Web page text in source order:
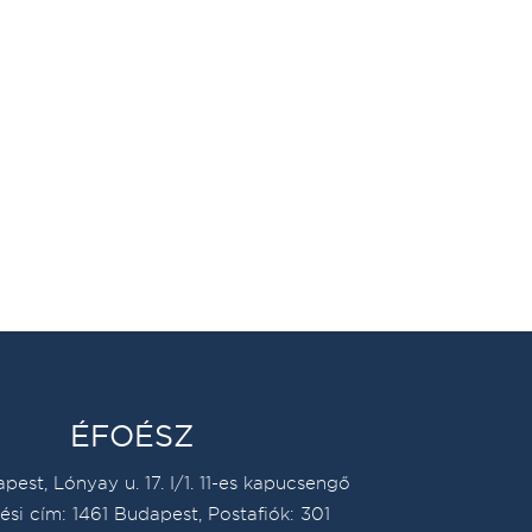
ÉFOÉSZ
Lónyay u. 17. I/1. 11-es kapucsengő
cím: 1461 Budapest, Postafiók: 301